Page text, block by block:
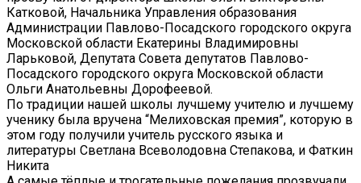
Катковой, Начальника Управления образования
Администрации Павлово-Посадского городского округа
Московской области Екатерины Владимировны
Ларьковой, Депутата Совета депутатов Павлово-
Посадского городского округа Московской области
Ольги Анатольевны Дорофеевой.
По традиции нашей школы лучшему учителю и лучшему
ученику была вручена “Мелиховская премия”, которую в
этом году получили учитель русского языка и
литературы Светлана Всеволодовна Степакова, и Фаткин
Никита